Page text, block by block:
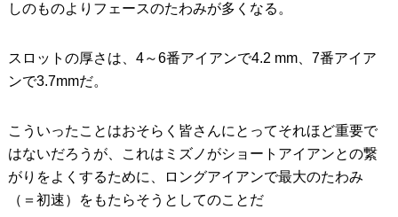
しのものよりフェースのたわみが多くなる。
スロットの厚さは、4～6番アイアンで4.2 mm、7番アイア
ンで3.7mmだ。
こういったことはおそらく皆さんにとってそれほど重要で
はないだろうが、これはミズノがショートアイアンとの繋
がりをよくするために、ロングアイアンで最大のたわみ
（＝初速）をもたらそうとしてのことだ